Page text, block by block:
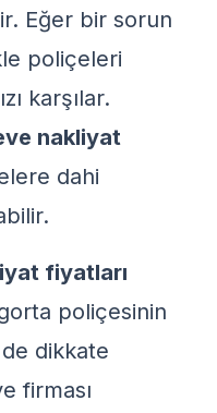
Eğer bir sorun
poliçeleri
karşılar.
nakliyat
dahi
fiyatları
poliçesinin
dikkate
firması